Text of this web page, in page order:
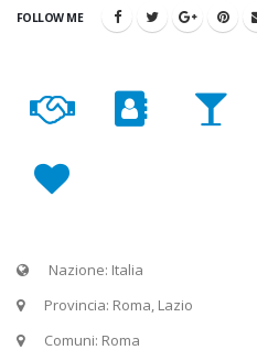
FOLLOW ME
Nazione: Italia
Provincia: Roma, Lazio
Comuni: Roma